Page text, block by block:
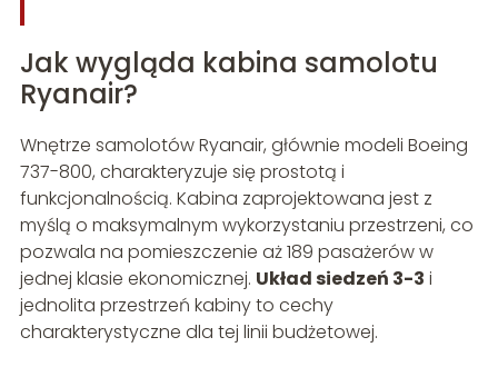
Jak wygląda kabina samolotu
Ryanair?
Wnętrze samolotów Ryanair, głównie modeli Boeing
737-800, charakteryzuje się prostotą i
funkcjonalnością. Kabina zaprojektowana jest z
myślą o maksymalnym wykorzystaniu przestrzeni, co
pozwala na pomieszczenie aż 189 pasażerów w
jednej klasie ekonomicznej. Układ siedzeń 3-3 i
jednolita przestrzeń kabiny to cechy
charakterystyczne dla tej linii budżetowej.